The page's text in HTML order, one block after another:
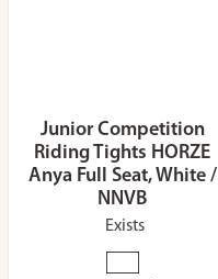
Junior Competition
Riding Tights HORZE
Anya Full Seat, White /
NNVB
Exists